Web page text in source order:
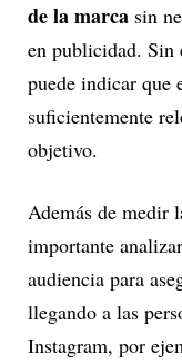
de la marca sin
en publicidad. Sin
puede indicar que
suficientemente
objetivo.
Además de medir
importante
audiencia para
llegando a las
Instagram, por